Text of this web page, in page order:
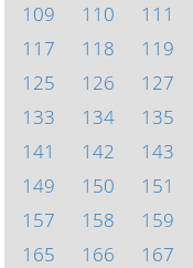
109
110 111
117
118 119
125
126 127
133
134 135
141
142 143
149
150 151
157
158 159
165
166 167